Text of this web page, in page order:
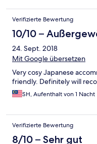
Verifizierte Bewertung
10/10 –
24. Sept. 2018
Mit Google übersetzen
Very cosy Japanese
friendly. Definitely will
SH, Aufenthalt von 1 Nacht
Verifizierte Bewertung
8/10 – Sehr gut